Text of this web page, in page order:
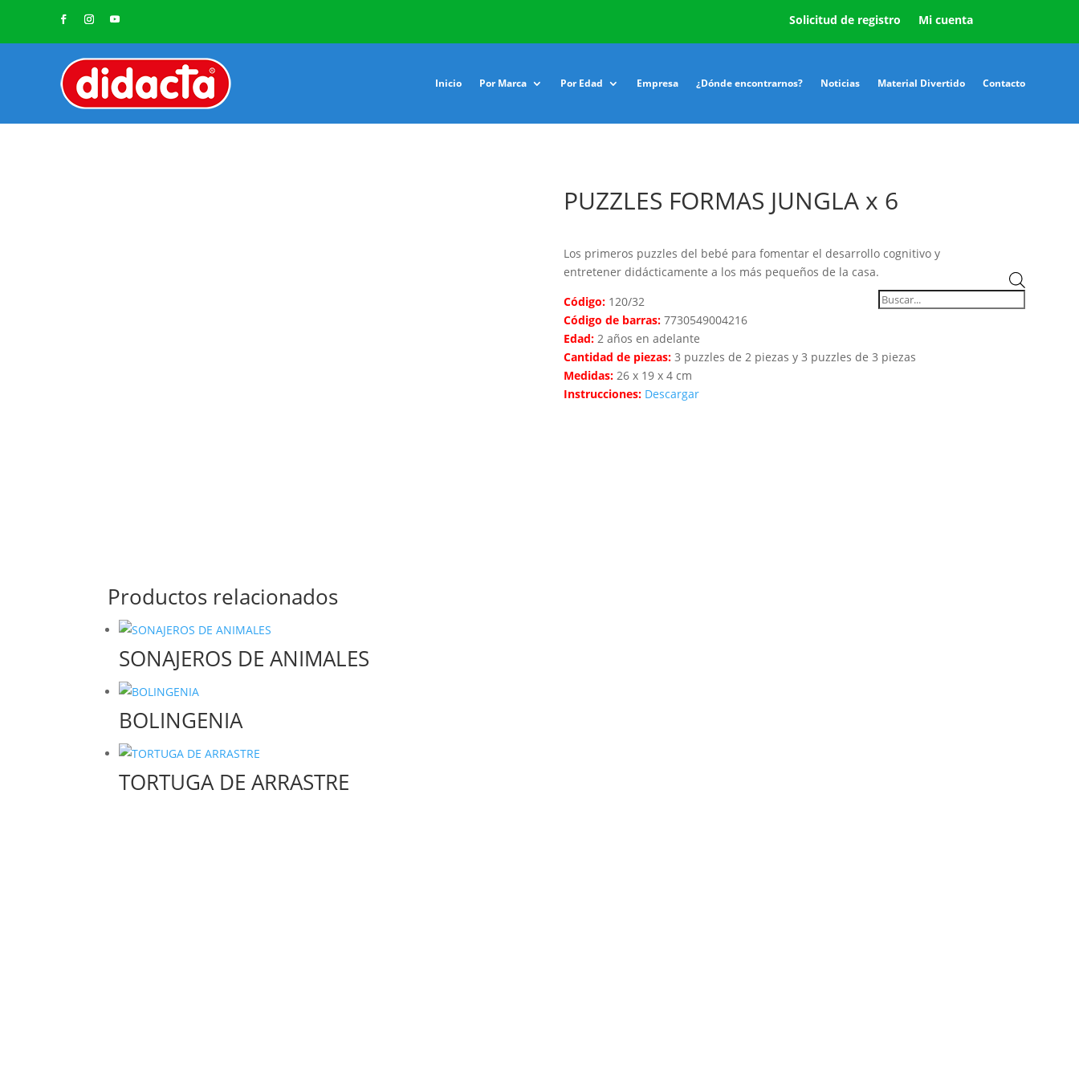
Solicitud de registro Mi cuenta
Inicio Por Marca Por Edad Empresa ¿Dónde encontrarnos? Noticias Material Divertido Contacto
de
PUZZLES FORMAS JUNGLA x 6
Los primeros puzzles del bebé para fomentar el desarrollo cognitivo y
entretener didácticamente a los más pequeños de la casa.
Código: 120/32
Código de barras:7730549004216
Edad: 2 años en adelante
Cantidad de piezas: 3 puzzles de 2 piezas y 3 puzzles de 3 piezas
Medidas:26 x 19 x 4 cm
Instrucciones: Descargar
Productos relacionados
SONAJEROS DE ANIMALES
BOLINGENIA
TORTUGA DE ARRASTRE